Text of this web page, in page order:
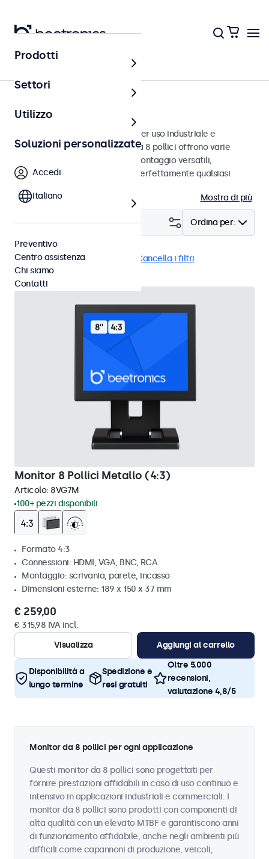
Monitor
Monitor da 8 pollici
Monitor da 8 pollici progettati per uso industriale e
commerciale. Questi monitor da 8 pollici offrono varie
connessioni video e opzioni di montaggio versatili,
consentendo loro di integrarsi perfettamente qualsiasi
Mostra di più
Ordina per:
Filtro (1)
Monitor 8 pollici Cancella i filtri
Monitor 8 Pollici Metallo (4:3)
Articolo: 8VG7M
100+ pezzi disponibili
Formato 4:3
Connessioni: HDMI, VGA, BNC, RCA
Montaggio: scrivania, parete, incasso
Dimensioni esterne: 189 x 150 x 37 mm
€ 259,00
€ 315,98 IVA incl.
Visualizza
Aggiungi al carrello
Disponibilità a
lungo termine
Spedizione e
resi gratuiti
Oltre 5.000
recensioni,
valutazione 4,8/5
Monitor da 8 pollici per ogni applicazione
Questi monitor da 8 pollici sono progettati per
fornire prestazioni affidabili in caso di uso continuo e
intensivo in applicazioni industriali e commerciali. I
monitor da 8 pollici sono prodotti con componenti di
alta qualità con un elevato MTBF e garantiscono anni
di funzionamento affidabile, anche negli ambienti più
difficili come capannoni di produzione, veicoli,
Prodotti
Settori
Utilizzo
Soluzioni personalizzate
Accedi
Italiano
Preventivo
Centro assistenza
Chi siamo
Contatti